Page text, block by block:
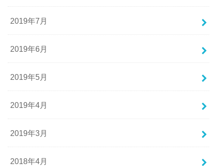
2019年7月
2019年6月
2019年5月
2019年4月
2019年3月
2018年4月